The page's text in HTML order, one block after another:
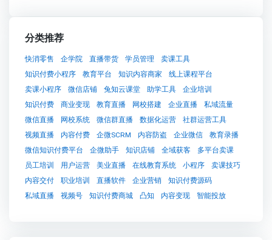
分类推荐
快消零售 企学院 直播带货 学员管理
卖课工具
知识付费小程序
教育平台 知识内容商家
线上课程平台
卖课小程序
微信店铺 兔知云课堂 助学工具
企业培训
知识付费
商业变现 教育直播 网校搭建 企业直播
私域流量
微信直播
网校系统 微信群直播 数据化运营
社群运营工具
视频直播
内容付费 企微SCRM 内容防盗 企业微信
教育录播
微信知识付费平台
企微助手 知识店铺 全域获客
多平台卖课
员工培训
用户运营 美业直播 在线教育系统 小程序
卖课技巧
内容交付
职业培训 直播软件 企业营销
知识付费源码
私域直播
视频号 知识付费商城 凸知 内容变现 智能投放